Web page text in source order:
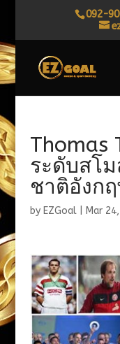
092-
Thomas
ระดับสโ
ชาติอังก
by EZGoal| Mar